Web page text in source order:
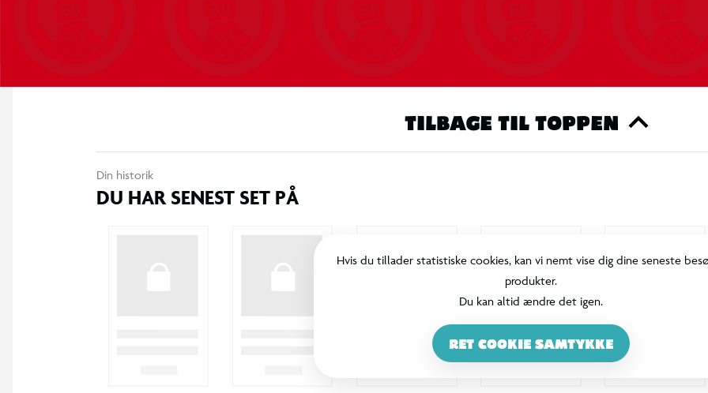
TILBAGE TIL TOPPEN
Din historik
DU HAR SENEST SET PÅ
Hvis du tillader statistiske cookies, kan vi nemt vise dig dine seneste
produkter.
Du kan altid ændre det igen.
RET COOKIE SAMTYKKE